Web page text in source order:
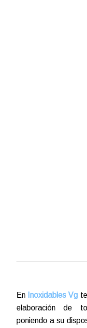
En Inoxidables Vg
elaboración de
poniendo a su